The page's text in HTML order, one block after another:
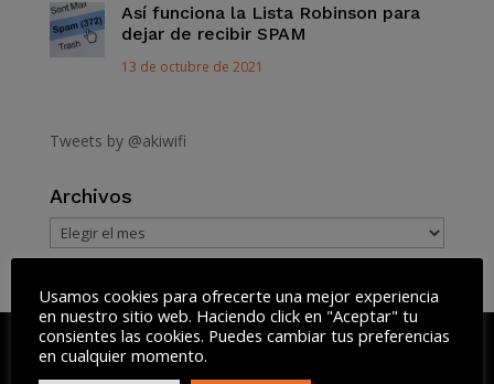
Así funciona la Lista Robinson para
dejar de recibir SPAM
13 de octubre de 2021
Tweets by @akiwifi
Archivos
Archivos
Usamos cookies para ofrecerte una mejor experiencia
en nuestro sitio web. Haciendo click en "Aceptar" tu
consientes las cookies. Puedes cambiar tus preferencias
en cualquier momento.